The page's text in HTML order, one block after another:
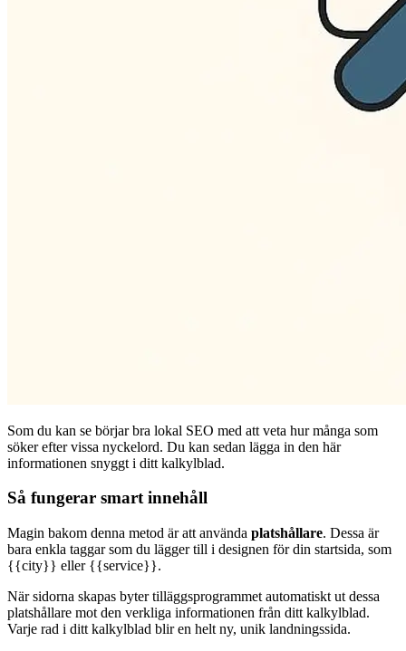
Som du kan se börjar bra lokal SEO med att veta hur många som
söker efter vissa nyckelord. Du kan sedan lägga in den här
informationen snyggt i ditt kalkylblad.
Så fungerar smart innehåll
Magin bakom denna metod är att använda platshållare. Dessa är
bara enkla taggar som du lägger till i designen för din startsida, som
{{city}} eller {{service}}.
När sidorna skapas byter tilläggsprogrammet automatiskt ut dessa
platshållare mot den verkliga informationen från ditt kalkylblad.
Varje rad i ditt kalkylblad blir en helt ny, unik landningssida.